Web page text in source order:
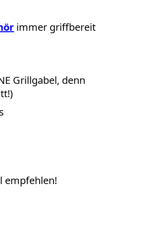
immer griffbereit
Grillgabel, denn
empfehlen!